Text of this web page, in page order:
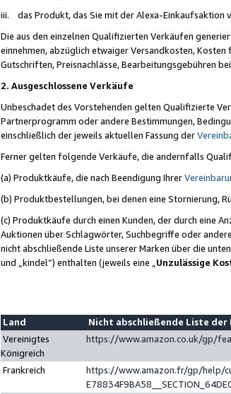
iii. das Produkt, das Sie mit der Alexa-Einkaufsaktion
Die aus den einzelnen Qualifizierten Verkäufen
einnehmen, abzüglich etwaiger Versandkosten,
Gutschriften, Preisnachlässe, Bearbeitungsgebühren
2. Ausgeschlossene Verkäufe
Unbeschadet des Vorstehenden gelten Qualifizierte
Partnerprogramm oder andere Bestimmungen,
einschließlich der jeweils aktuellen Fassung der
Ferner gelten folgende Verkäufe, die andernfalls
(a) Produktkäufe, die nach Beendigung Ihrer
(b) Produktbestellungen, bei denen eine Stornierung,
(c) Produktkäufe durch einen Kunden, der durch eine
Auktionen über Schlagwörter, Suchbegriffe oder
nicht abschließende Liste unserer Marken über die
und „kindel“) enthalten (jeweils eine „ Unzulässige
Land
Nicht abschließende Liste der
Vereinigtes
Königreich
https://www.amazon.co.uk/gp/
Frankreich
https://www.amazon.fr/gp/help/